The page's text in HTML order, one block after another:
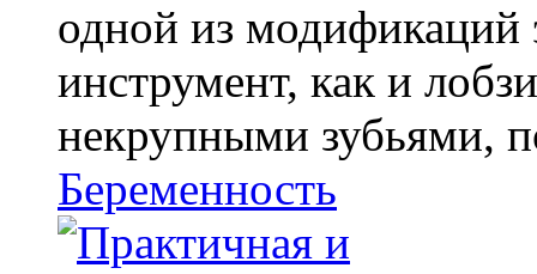
одной из модификаций
инструмент, как и
некрупными зубьями,
Беременность